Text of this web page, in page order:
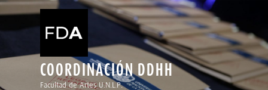
Ir
COORDINACIÓN DDHH
Facultad de Artes U.N.L.P.